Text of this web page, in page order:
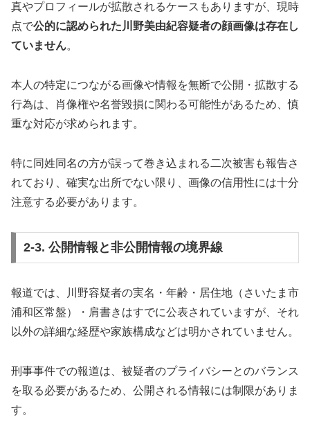
真やプロフィールが拡散されるケースもありますが、現時
点で公的に認められた川野美由紀容疑者の顔画像は存在し
ていません。
本人の特定につながる画像や情報を無断で公開・拡散する
行為は、肖像権や名誉毀損に関わる可能性があるため、慎
重な対応が求められます。
特に同姓同名の方が誤って巻き込まれる二次被害も報告さ
れており、確実な出所でない限り、画像の信用性には十分
注意する必要があります。
2-3. 公開情報と非公開情報の境界線
報道では、川野容疑者の実名・年齢・居住地（さいたま市
浦和区常盤）・肩書きはすでに公表されていますが、それ
以外の詳細な経歴や家族構成などは明かされていません。
刑事事件での報道は、被疑者のプライバシーとのバランス
を取る必要があるため、公開される情報には制限がありま
す。